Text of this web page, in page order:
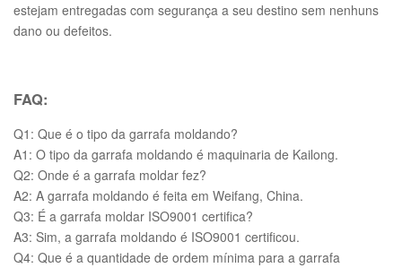
estejam entregadas com segurança a seu destino sem nenhuns
dano ou defeitos.
FAQ:
Q1: Que é o tipo da garrafa moldando?
A1: O tipo da garrafa moldando é maquinaria de Kailong.
Q2: Onde é a garrafa moldar fez?
A2: A garrafa moldando é feita em Weifang, China.
Q3: É a garrafa moldar ISO9001 certifica?
A3: Sim, a garrafa moldando é ISO9001 certificou.
Q4: Que é a quantidade de ordem mínima para a garrafa